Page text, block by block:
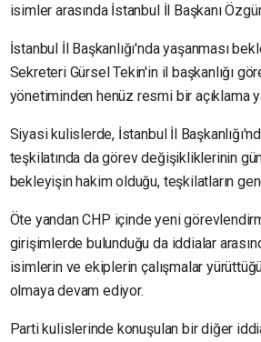
isimler arasında İstanbul İl Başkanı
İstanbul İl Başkanlığı'nda yaşanması
Sekreteri Gürsel Tekin'in il başkanlığı
yönetiminden henüz resmi bir açıklama
Siyasi kulislerde, İstanbul İl
teşkilatında da görev değişikliklerinin
bekleyişin hakim olduğu, teşkilatların
Öte yandan CHP içinde yeni
girişimlerde bulunduğu da iddialar
isimlerin ve ekiplerin çalışmalar
olmaya devam ediyor.
Parti kulislerinde konuşulan bir diğer